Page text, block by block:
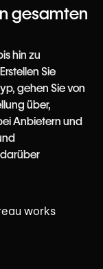
gesamten
hin zu
Sie
gehen Sie von
über,
Anbietern und